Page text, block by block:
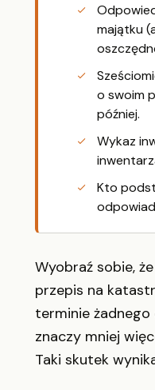
majątku
o swoim
później.
Wykaz
Kto
Wyobraź sobie,
przepis na
terminie
znaczy mniej
Taki skutek